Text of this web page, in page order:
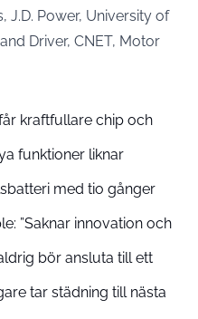
J.D. Power, University of
Driver, CNET, Motor
kraftfullare chip och
funktioner liknar
med tio gånger
”Saknar innovation och
bör ansluta till ett
tar städning till nästa